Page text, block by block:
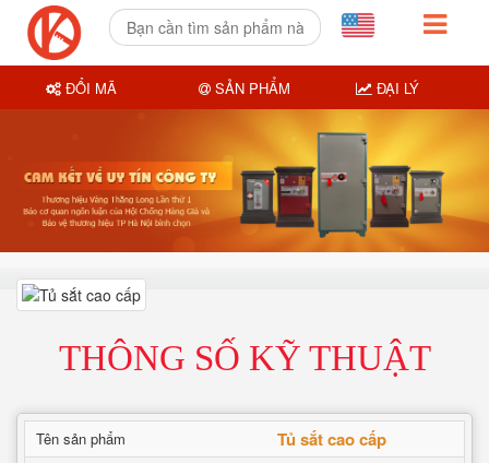
THÔNG SỐ KỸ THUẬT
Tên sản phẩm Tủ sắt cao cấp
ĐỔI MÃ SẢN PHẨM ĐẠI LÝ